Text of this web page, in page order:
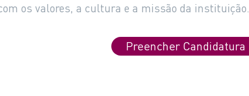
os valores, a cultura e a missão da instituição.
Preencher Candidatura